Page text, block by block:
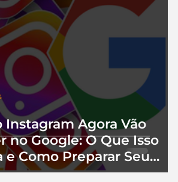
Instagram Agora Vão
no Google: O Que Isso
e Como Preparar Seu